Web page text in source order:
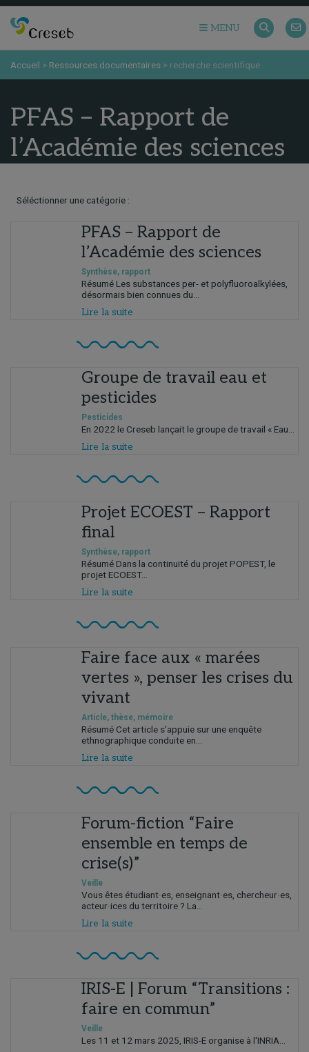
MENU
Accueil > Ressources documentaires > recherche scientifique
PFAS – Rapport de
l’Académie des sciences
Séléctionner une catégorie :
PFAS – Rapport de
l’Académie des sciences
Synthèse, rapport
Résumé Les substances per- et polyfluoroalkylées,
désormais bien connues du...
Lire la suite
Groupe de travail eau et
pesticides
Pesticides
En 2022 le Creseb lançait le groupe de travail « Eau...
Lire la suite
Projet ECOEST – Rapport
final
Synthèse, rapport
Résumé Dans la continuité du projet POPEST, le
projet ECOEST...
Lire la suite
Faire face aux « marées
vertes », penser les crises du
vivant
Article, thèse, mémoire
Résumé Cet article s’appuie sur une enquête
ethnographique conduite en...
Lire la suite
Forum-fiction “Faire
ensemble en temps de
crise(s)”
Veille
Vous êtes étudiant·es, enseignant·es, chercheur·es,
acteur·ices du territoire ? La...
Lire la suite
IRIS-E | Forum “Transitions :
faire en commun”
Veille
Les 11 et 12 mars 2025, IRIS-E organise à l'INRIA...